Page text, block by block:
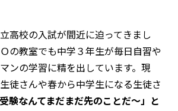
高校の入試が間近に迫ってきまし
の教室でも中学３年生が毎日自習や
ンの学習に精を出しています。現
徒さんや春から中学生になる生徒さ
受験なんてまだまだ先のことだ～」と